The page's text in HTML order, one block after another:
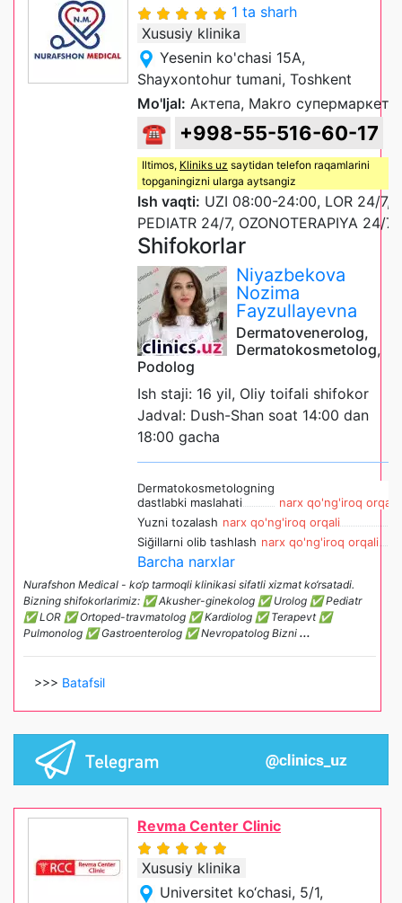
1 ta sharh
Xususiy klinika
Yesenin ko'chasi 15A,
Shayxontohur tumani, Toshkent
Mo'ljal: Актепа, Makro супермаркет
☎ +998-55-516-60-17
Iltimos, Kliniks uz saytidan telefon raqamlarini
topganingizni ularga aytsangiz
Ish vaqti: UZI 08:00-24:00, LOR 24/7,
PEDIATR 24/7, OZONOTERAPIYA 24/7
Shifokorlar
Niyazbekova
Nozima
Fayzullayevna
Dermatovenerolog,
Dermatokosmetolog,
Podolog
Ish staji: 16 yil, Oliy toifali shifokor
Jadval: Dush-Shan soat 14:00 dan
18:00 gacha
Dermatokosmetologning
dastlabki maslahati
narx qo'ng'iroq orqali
Yuzni tozalash narx qo'ng'iroq orqali
Siğillarni olib tashlash narx qo'ng'iroq orqali
Barcha narxlar
Nurafshon Medical - ko‘p tarmoqli klinikasi sifatli xizmat ko‘rsatadi.
Bizning shifokorlarimiz: ✅ Akusher-ginekolog ✅ Urolog ✅ Pediatr
✅ LOR ✅ Ortoped-travmatolog ✅ Kardiolog ✅ Terapevt ✅
Pulmonolog ✅ Gastroenterolog ✅ Nevropatolog Bizni ...
>>> Batafsil
Revma Center Clinic
Xususiy klinika
Universitet ko‘chasi, 5/1,